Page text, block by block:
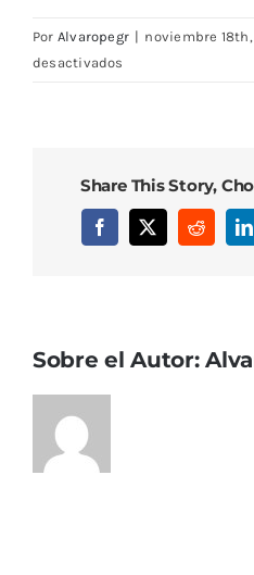
Por Alvaropegr | noviembre
desactivados
Share This Story,
Facebook
X Reddit
Sobre el Autor: